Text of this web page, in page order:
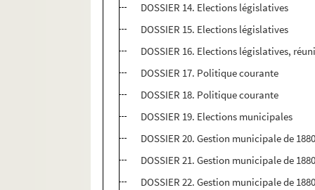
DOSSIER 14. Elections législatives
DOSSIER 15. Elections législatives
DOSSIER 16. Elections législatives,
DOSSIER 17. Politique courante
DOSSIER 18. Politique courante
DOSSIER 19. Elections municipales
DOSSIER 20. Gestion municipale de
DOSSIER 21. Gestion municipale de
DOSSIER 22. Gestion municipale de